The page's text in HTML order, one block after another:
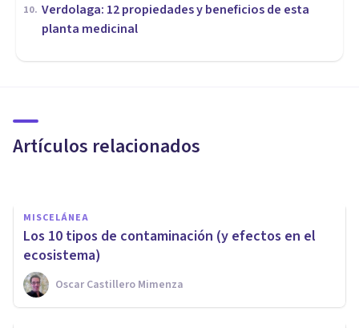
10. Verdolaga: 12 propiedades y beneficios de esta
planta medicinal
Artículos relacionados
John
MISCELÁNEA
Los 10 tipos de contaminación (y efectos en el
ecosistema)
Oscar Castillero Mimenza